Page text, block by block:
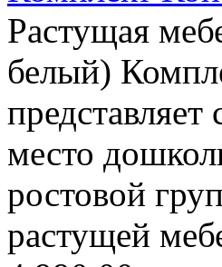
Растущая
белый)
место
ростовой
растущей